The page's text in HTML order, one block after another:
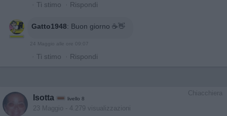
· Ti stimo · Rispondi
Gatto1948: Buon giorno ☕👋
24 Maggio alle ore 09:07
· Ti stimo · Rispondi
Chiacchiera
Isotta livello 8
23 Maggio - 4.279 visualizzazioni